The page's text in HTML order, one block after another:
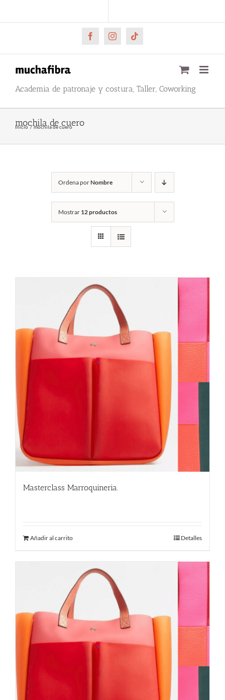
al
FacebookInstagramTiktok
Academia de patronaje y costura, Taller, Coworking
mochila de cuero
Inicio mochila de cuero
Ordena porNombre
Mostrar 12 productos
Masterclass Marroquineria.
Añadir al carrito Detalles